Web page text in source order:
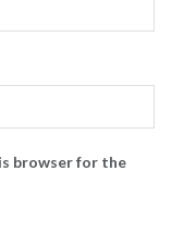
browser for the